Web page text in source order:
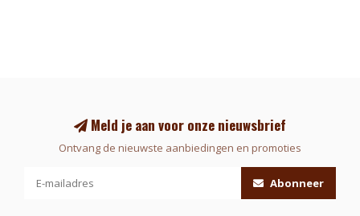
Meld je aan voor onze nieuwsbrief
Ontvang de nieuwste aanbiedingen en promoties
Abonneer